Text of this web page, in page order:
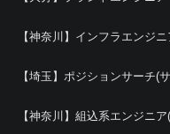
【神奈川】インフラエンジ
【埼玉】ポジションサーチ(
【神奈川】組込系エンジニ